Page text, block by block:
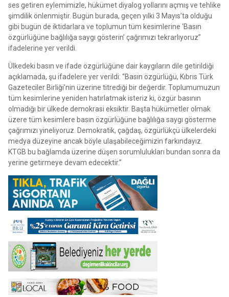
ses getiren eylemimizle, hükümet diyalog yollarını açmış ve tehlike
şimdilik önlenmiştir. Bugün burada, geçen yılki 3 Mayıs’ta olduğu
gibi bugün de iktidarlara ve toplumun tüm kesimlerine ‘Basın
özgürlüğüne bağlılığa saygı gösterin’ çağrımızı tekrarlıyoruz”
ifadelerine yer verildi.
Ülkedeki basın ve ifade özgürlüğüne dair kaygıların dile getirildiği
açıklamada, şu ifadelere yer verildi: “Basın özgürlüğü, Kıbrıs Türk
Gazeteciler Birliği’nin üzerine titrediği bir değerdir. Toplumumuzun
tüm kesimlerine yeniden hatırlatmak isteriz ki, özgür basının
olmadığı bir ülkede demokrasi eksiktir. Başta hükümetler olmak
üzere tüm kesimlere basın özgürlüğüne bağlılığa saygı gösterme
çağrımızı yineliyoruz. Demokratik, çağdaş, özgürlükçü ülkelerdeki
medya düzeyine ancak böyle ulaşabileceğimizin farkındayız.
KTGB bu bağlamda üzerine düşen sorumlulukları bundan sonra da
yerine getirmeye devam edecektir.”